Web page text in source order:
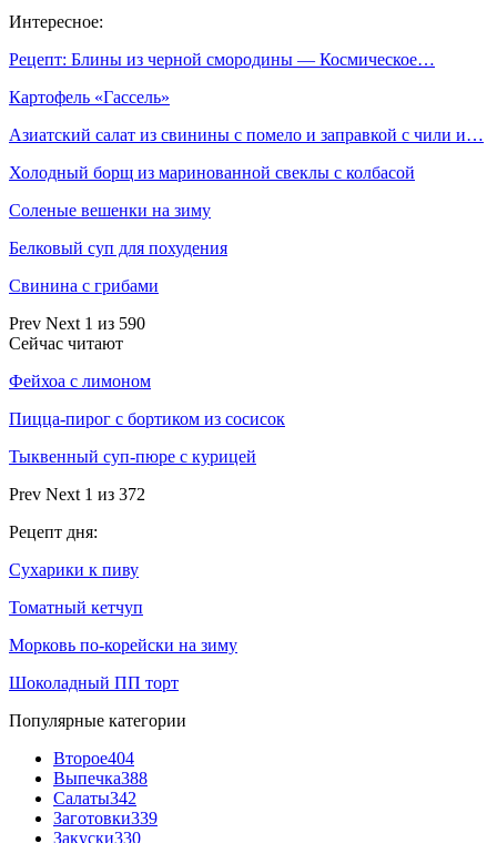
Интересное:
Рецепт: Блины из черной смородины — Космическое…
Картофель «Гассель»
Азиатский салат из свинины с помело и заправкой с чили и…
Холодный борщ из маринованной свеклы с колбасой
Соленые вешенки на зиму
Белковый суп для похудения
Свинина с грибами
Prev Next 1 из 590
Сейчас читают
Фейхоа с лимоном
Пицца-пирог с бортиком из сосисок
Тыквенный суп-пюре с курицей
Prev Next 1 из 372
Рецепт дня:
Сухарики к пиву
Томатный кетчуп
Морковь по-корейски на зиму
Шоколадный ПП торт
Популярные категории
Второе404
Выпечка388
Салаты342
Заготовки339
Закуски330